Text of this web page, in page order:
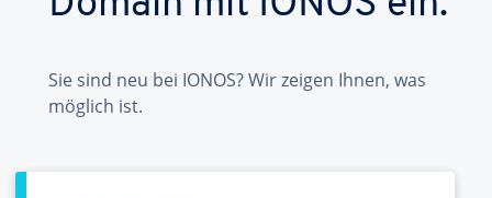
Sie sind neu bei IONOS? Wir zeigen Ihnen, was
möglich ist.